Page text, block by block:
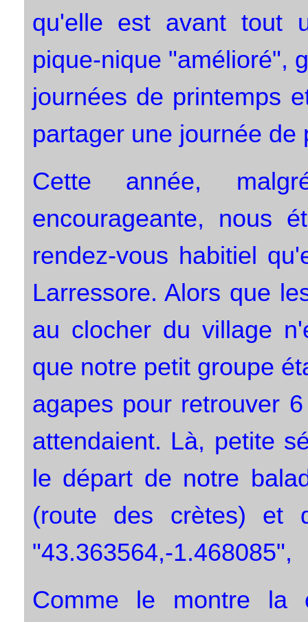
qu'elle est avant tout
pique-nique "amélioré",
journées de printemps
partager une journée de
Cette année,
encourageante, nous
rendez-vous habitiel
Larressore. Alors que
au clocher du village
que notre petit groupe
agapes pour retrouver
attendaient. Là, petite
le départ de notre
(route des crètes) et
"43.363564,-1.468085",
Comme le montre la